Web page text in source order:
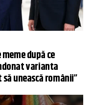
după ce
varianta
unească românii”